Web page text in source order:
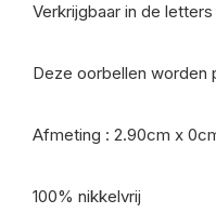
Verkrijgbaar in de
Deze oorbellen worden
Afmeting : 2.90cm x
100% nikkelvrij